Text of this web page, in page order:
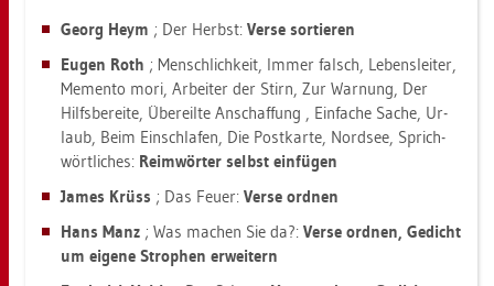
Georg Heym ; Der Herbst: Verse sor­tie­ren
Eugen Roth ; Mensch­lich­keit, Immer falsch, Le­bens­lei­ter,
Me­men­to mori, Ar­bei­ter der Stirn, Zur War­nung, Der
Hilfs­be­rei­te, Über­eil­te An­schaf­fung , Ein­fa­che Sache, Ur­
laub, Beim Ein­schla­fen, Die Post­kar­te, Nord­see, Sprich­
wört­li­ches: Reim­wör­ter selbst ein­fü­gen
James Krüss ; Das Feuer: Verse ord­nen
Hans Manz ; Was ma­chen Sie da?: Verse ord­nen, Ge­dicht
um ei­ge­ne Stro­phen er­wei­tern